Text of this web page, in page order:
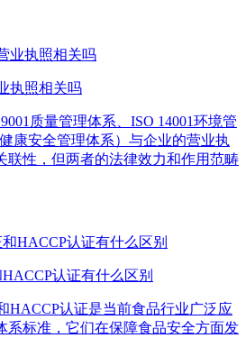
执照相关吗
质量管理体系、ISO 14001环境管
康安全管理体系）与企业的营业执
联性，但两者的法律效力和作用范畴
认证有什么区别
HACCP认证是当前食品行业广泛应
系标准，它们在保障食品安全方面发